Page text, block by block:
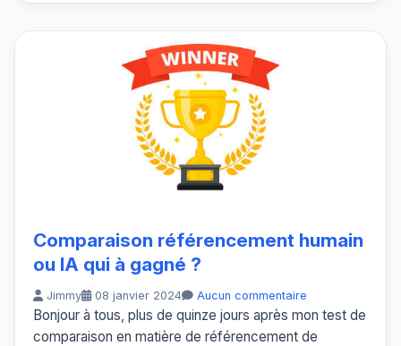
Comparaison référencement humain
ou IA qui à gagné ?
Jimmy 08 janvier 2024 Aucun commentaire
Bonjour à tous, plus de quinze jours après mon test de
comparaison en matière de référencement de